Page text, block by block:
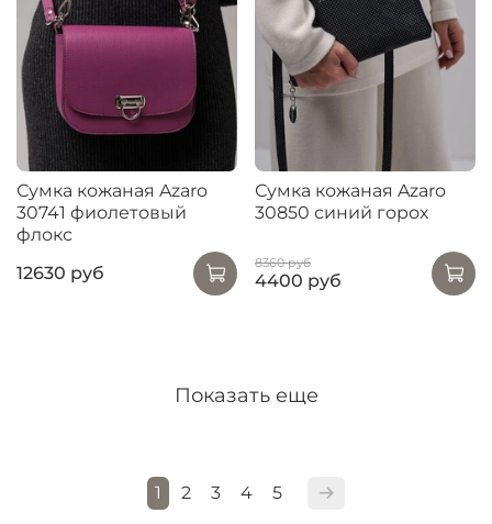
Сумка кожаная Azaro
30741 фиолетовый
флокс
12630 руб
Сумка кожаная Azaro
30850 синий горох
8360 руб
4400 руб
Показать еще
1 2 3 4 5